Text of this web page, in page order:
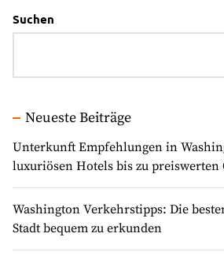
Suchen
Neueste Beiträge
Unterkunft Empfehlungen in
luxuriösen Hotels bis zu preiswerten
Washington Verkehrstipps: Die
Stadt bequem zu erkunden